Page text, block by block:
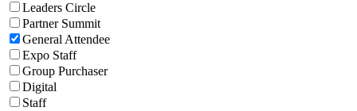
Leaders Circle
Partner Summit
General Attendee
Expo Staff
Group Purchaser
Digital
Staff